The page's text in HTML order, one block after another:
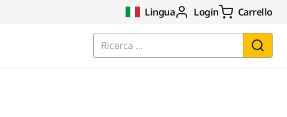
Lingua Login Carrello
Ricerca ...